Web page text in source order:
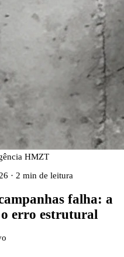
HMZT
· 2 min de leitura
falha: a
o erro estrutural